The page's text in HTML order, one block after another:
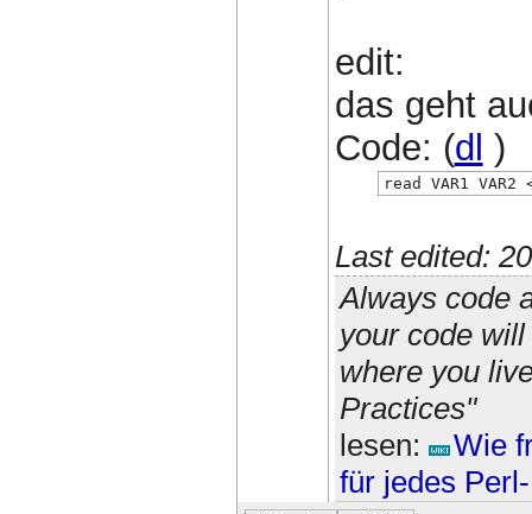
edit:
das geht
Code: (dl )
read VAR1
Last edited:
Always code
your code
where you
Practices"
lesen:
Wie
für jedes